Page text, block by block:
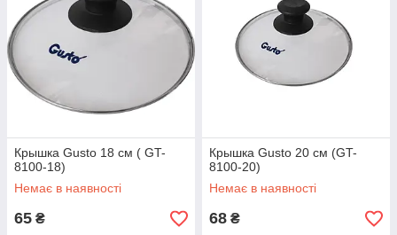
Крышка Gusto 18 см ( GT-
8100-18)
Немає в наявності
65 ₴
Крышка Gusto 20 см (GT-
8100-20)
Немає в наявності
68 ₴